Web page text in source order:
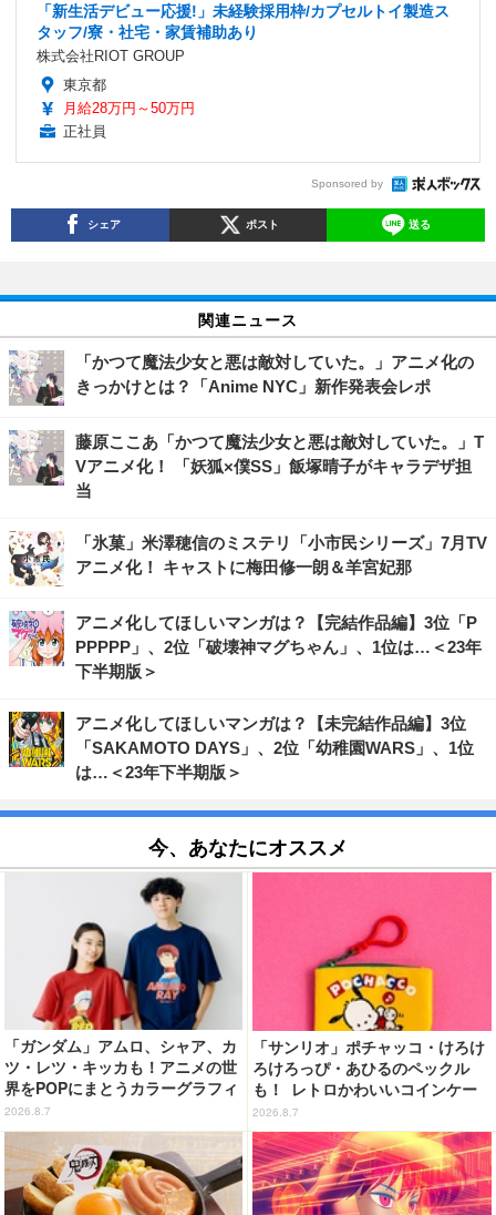
「新生活デビュー応援!」未経験採用枠/カプセルトイ製造ス
タッフ/寮・社宅・家賃補助あり
株式会社RIOT GROUP
東京都
月給28万円～50万円
正社員
Sponsored by
シェア ポスト 送る
関連ニュース
「かつて魔法少女と悪は敵対していた。」アニメ化の
きっかけとは？「Anime NYC」新作発表会レポ
藤原ここあ「かつて魔法少女と悪は敵対していた。」T
Vアニメ化！ 「妖狐×僕SS」飯塚晴子がキャラデザ担
当
「氷菓」米澤穂信のミステリ「小市民シリーズ」7月TV
アニメ化！ キャストに梅田修一朗＆羊宮妃那
アニメ化してほしいマンガは？【完結作品編】3位「P
PPPPP」、2位「破壊神マグちゃん」、1位は…＜23年
下半期版＞
アニメ化してほしいマンガは？【未完結作品編】3位
「SAKAMOTO DAYS」、2位「幼稚園WARS」、1位
は…＜23年下半期版＞
今、あなたにオススメ
「ガンダム」アムロ、シャア、カ
ツ・レツ・キッカも！アニメの世
界をPOPにまとうカラーグラフィ
ックTシャツが新登場
2026.8.7
「サンリオ」ポチャッコ・けろけ
ろけろっぴ・あひるのペックル
も！ レトロかわいいコインケー
ス第2弾がカプセルトイに登場♪
2026.8.7